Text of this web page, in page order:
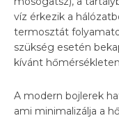
víz érkezik a
termosztát
szükség esetén
kívánt
A modern bojlerek
ami minimalizálja a